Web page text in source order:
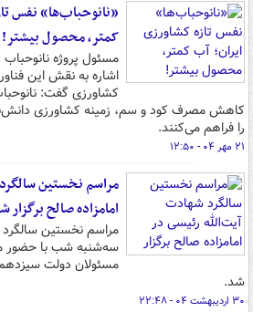
«نانوحباب‌ها» نفس
کمتر، محصول بیشتر!
مسئول پروژه نانوحباب
اشاره به نقش این
کشاورزی گفت:
کاهش مصرف کود و سم، زمینه کشاورزی
را فراهم می‌کنند.
۲۱ مهر ۰۴ - ۱۲:۵۰
مراسم نخستین
امامزاده صالح برگزار
مراسم نخستین
سه‌شنبه شب با حضور
مسئولان دولت سیزدهم
شد.
۳۰ اردیبهشت ۰۴ - ۲۲:۴۸